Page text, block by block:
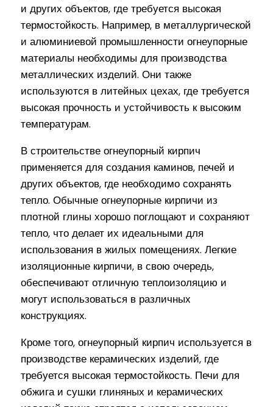
и других объектов, где требуется высокая
термостойкость. Например, в металлургической
и алюминиевой промышленности огнеупорные
материалы необходимы для производства
металлических изделий. Они также
используются в литейных цехах, где требуется
высокая прочность и устойчивость к высоким
температурам.
В строительстве огнеупорный кирпич
применяется для создания каминов, печей и
других объектов, где необходимо сохранять
тепло. Обычные огнеупорные кирпичи из
плотной глины хорошо поглощают и сохраняют
тепло, что делает их идеальными для
использования в жилых помещениях. Легкие
изоляционные кирпичи, в свою очередь,
обеспечивают отличную теплоизоляцию и
могут использоваться в различных
конструкциях.
Кроме того, огнеупорный кирпич используется в
производстве керамических изделий, где
требуется высокая термостойкость. Печи для
обжига и сушки глиняных и керамических